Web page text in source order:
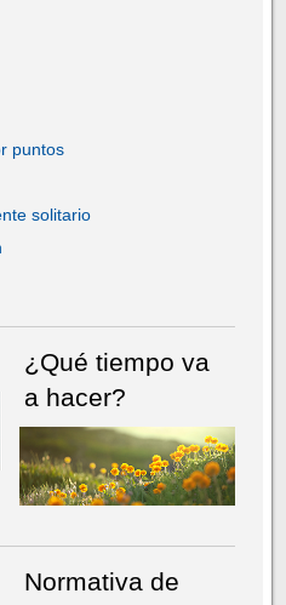
puntos
solitario
¿Qué tiempo va
a hacer?
Normativa de